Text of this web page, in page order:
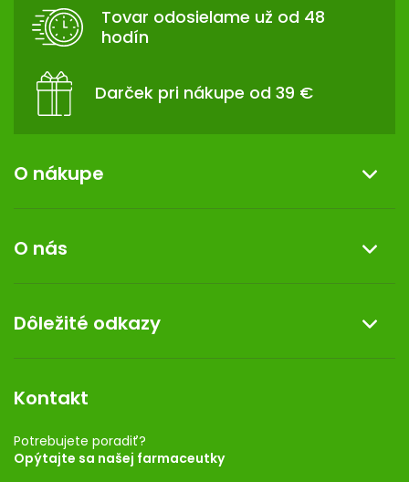
Tovar odosielame už od 48
hodín
Darček pri nákupe od 39 €
O nákupe
Reklamácia a vrátenie tovaru
Doprava a platba
Darček k nákupu
O nás
Kontakt
Dermocentrum
Dôležité odkazy
Rozhodnutie na prevádzku
Registrácia
Ponuka pre firmy
Kontakt
Potrebujete poradiť?
Opýtajte sa našej farmaceutky